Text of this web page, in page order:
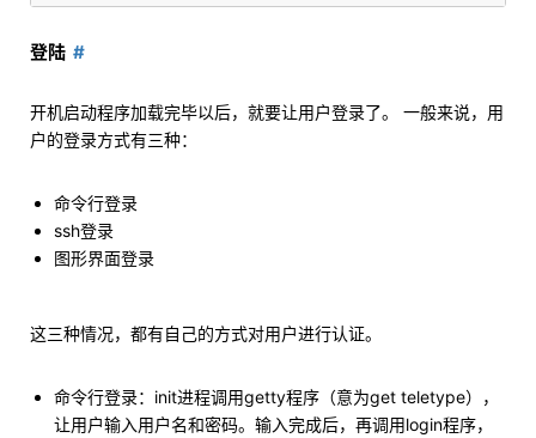
登陆
开机启动程序加载完毕以后，就要让用户登录了。 一般来说，用
户的登录方式有三种：
命令行登录
ssh登录
图形界面登录
这三种情况，都有自己的方式对用户进行认证。
命令行登录：init进程调用getty程序（意为get teletype），
让用户输入用户名和密码。输入完成后，再调用login程序，